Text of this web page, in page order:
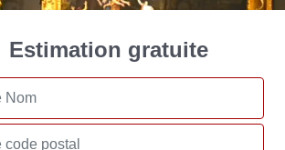
Estimation gratuite